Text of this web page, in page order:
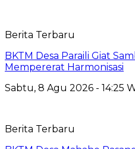
Berita Terbaru
BKTM Desa Paraili Giat
Mempererat Harmonisasi
Sabtu, 8 Agu 2026 - 14:25
Berita Terbaru